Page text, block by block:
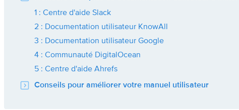
1 : Centre d'aide Slack
2 : Documentation utilisateur KnowAll
3 : Documentation utilisateur Google
4 : Communauté DigitalOcean
5 : Centre d'aide Ahrefs
Conseils pour améliorer votre manuel utilisateur